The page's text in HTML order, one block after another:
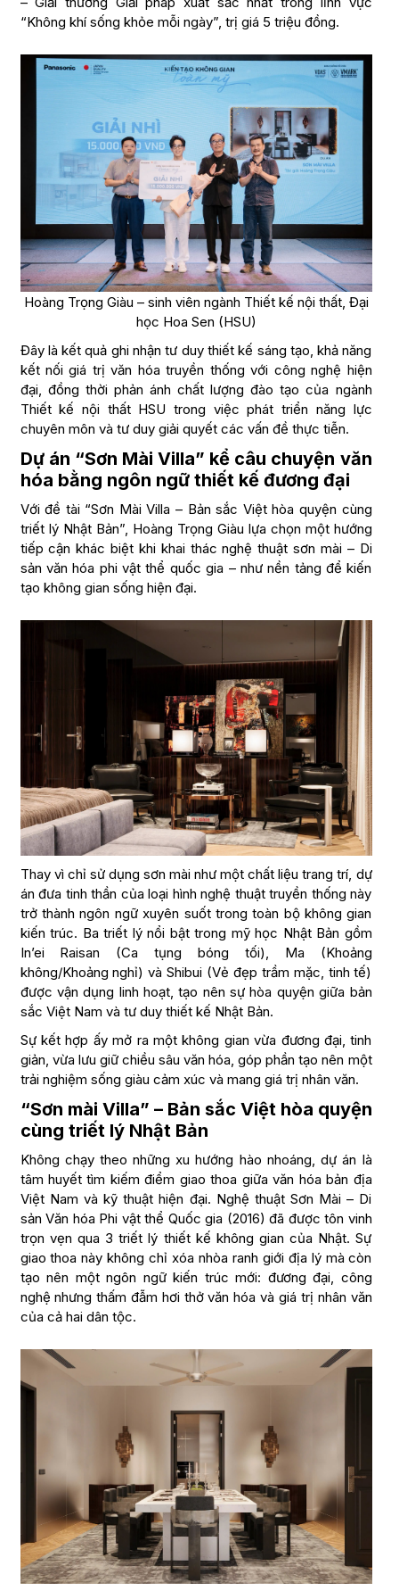
“Không khí sống khỏe mỗi ngày”, trị giá 5 triệu đồng.
Hoàng Trọng Giàu – sinh viên ngành Thiết kế nội thất, Đại
học Hoa Sen (HSU)
Đây là kết quả ghi nhận tư duy thiết kế sáng tạo, khả năng
kết nối giá trị văn hóa truyền thống với công nghệ hiện
đại, đồng thời phản ánh chất lượng đào tạo của ngành
Thiết kế nội thất HSU trong việc phát triển năng lực
chuyên môn và tư duy giải quyết các vấn đề thực tiễn.
Dự án “Sơn Mài Villa” kể câu chuyện văn
hóa bằng ngôn ngữ thiết kế đương đại
Với đề tài “Sơn Mài Villa – Bản sắc Việt hòa quyện cùng
triết lý Nhật Bản”, Hoàng Trọng Giàu lựa chọn một hướng
tiếp cận khác biệt khi khai thác nghệ thuật sơn mài – Di
sản văn hóa phi vật thể quốc gia – như nền tảng để kiến
tạo không gian sống hiện đại.
Thay vì chỉ sử dụng sơn mài như một chất liệu trang trí, dự
án đưa tinh thần của loại hình nghệ thuật truyền thống này
trở thành ngôn ngữ xuyên suốt trong toàn bộ không gian
kiến trúc. Ba triết lý nổi bật trong mỹ học Nhật Bản gồm
In’ei Raisan (Ca tụng bóng tối), Ma (Khoảng
không/Khoảng nghỉ) và Shibui (Vẻ đẹp trầm mặc, tinh tế)
được vận dụng linh hoạt, tạo nên sự hòa quyện giữa bản
sắc Việt Nam và tư duy thiết kế Nhật Bản.
Sự kết hợp ấy mở ra một không gian vừa đương đại, tinh
giản, vừa lưu giữ chiều sâu văn hóa, góp phần tạo nên một
trải nghiệm sống giàu cảm xúc và mang giá trị nhân văn.
“Sơn mài Villa” – Bản sắc Việt hòa quyện
cùng triết lý Nhật Bản
Không chạy theo những xu hướng hào nhoáng, dự án là
tâm huyết tìm kiếm điểm giao thoa giữa văn hóa bản địa
Việt Nam và kỹ thuật hiện đại. Nghệ thuật Sơn Mài – Di
sản Văn hóa Phi vật thể Quốc gia (2016) đã được tôn vinh
trọn vẹn qua 3 triết lý thiết kế không gian của Nhật. Sự
giao thoa này không chỉ xóa nhòa ranh giới địa lý mà còn
tạo nên một ngôn ngữ kiến trúc mới: đương đại, công
nghệ nhưng thấm đẫm hơi thở văn hóa và giá trị nhân văn
của cả hai dân tộc.